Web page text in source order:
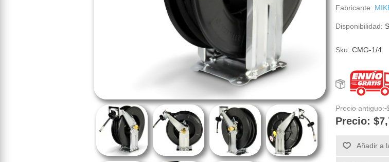
Fabricante:
Disponibilidad:
Sku: CMG-1/4
Precio antiguo:
Precio:
Añadir a